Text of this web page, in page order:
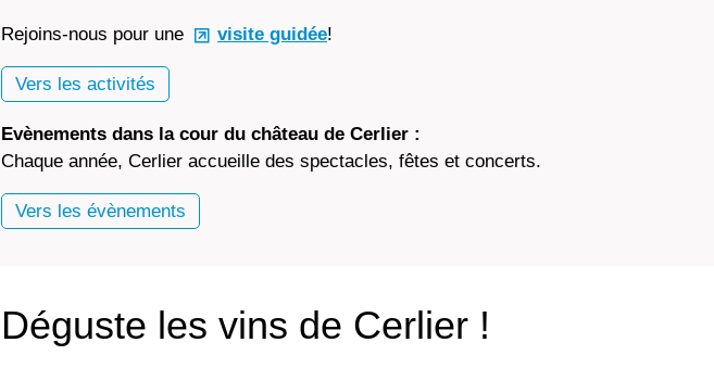
Rejoins-nous pour une visite guidée!
Vers les activités
Evènements dans la cour du château de Cerlier :
Chaque année, Cerlier accueille des spectacles, fêtes et concerts.
Vers les évènements
Déguste les vins de Cerlier !